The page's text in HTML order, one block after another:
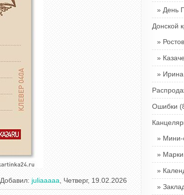
Добавил: juliaaaaa , Четверг, 19.02.2026
День
Донской
Ошибки
Мини-
Марки